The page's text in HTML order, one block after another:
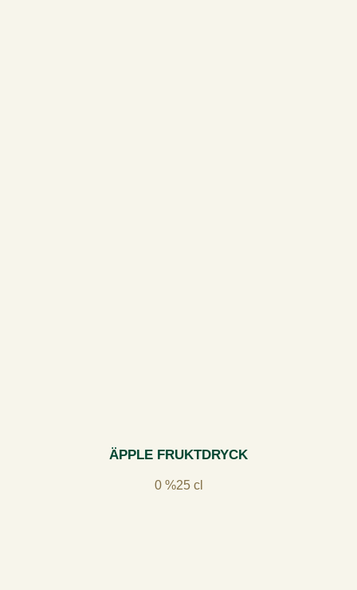
ÄPPLE FRUKTDRYCK
0 %25 cl